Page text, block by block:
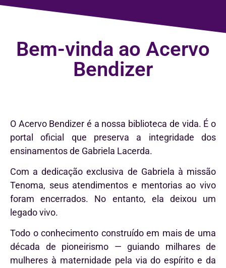
Bem-vinda ao Acervo
Bendizer
O Acervo Bendizer é a nossa biblioteca de vida. É o
portal oficial que preserva a integridade dos
ensinamentos de Gabriela Lacerda.
Com a dedicação exclusiva de Gabriela à missão
Tenoma, seus atendimentos e mentorias ao vivo
foram encerrados. No entanto, ela deixou um
legado vivo.
Todo o conhecimento construído em mais de uma
década de pioneirismo — guiando milhares de
mulheres à maternidade pela via do espírito e da